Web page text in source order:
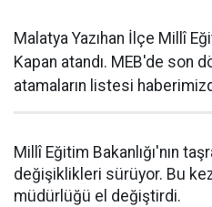
Malatya Yazıhan İlçe Millî
Kapan atandı. MEB'de son
atamaların listesi
Millî Eğitim Bakanlığı'nın
değişiklikleri sürüyor. Bu
müdürlüğü el değiştirdi.